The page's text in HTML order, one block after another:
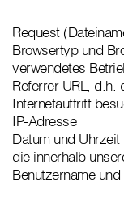
Request
Browsertyp und
verwendetes
Referrer URL, d.h.
Internetauftritt
IP-Adresse
Datum und
die innerhalb
Benutzername